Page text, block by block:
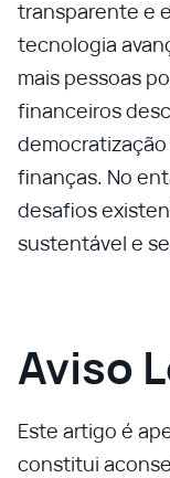
transparente e
tecnologia
mais pessoas
financeiros
finanças. No
desafios
sustentável e
Aviso
Este artigo é
constitui